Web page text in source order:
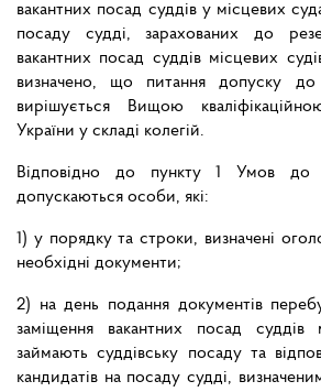
вакантних посад суддів у місцевих
посаду судді, зарахованих до
вакантних посад суддів місцевих
визначено, що питання допуску до
вирішується Вищою
України у складі колегій.
Відповідно до пункту 1 Умов до
допускаються особи, які:
1) у порядку та строки, визначені
необхідні документи;
2) на день подання документів
заміщення вакантних посад суддів
займають суддівську посаду та
кандидатів на посаду судді,